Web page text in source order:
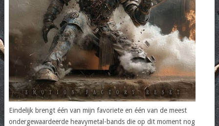
Eindelijk brengt één van mijn favoriete en één van de meest
ondergewaardeerde heavymetal-bands die op dit moment nog